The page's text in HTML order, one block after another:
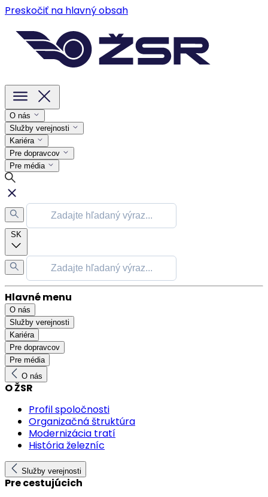
Preskočiť na hlavný obsah
O nás
Služby verejnosti
Kariéra
Pre dopravcov
Pre média
SK
Hlavné menu
O nás
Služby verejnosti
Kariéra
Pre dopravcov
Pre média
O nás
O ŽSR
Profil spoločnosti
Organizačná štruktúra
Modernizácia tratí
História železníc
Služby verejnosti
Pre cestujúcich